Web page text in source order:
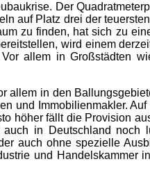
Der
auf Platz drei der
zu finden, hat sich zu
wird einem
allem in Großstädten
allem in den
und Immobilienmakler.
höher fällt die Provision
in Deutschland noch
auch ohne spezielle
und Handelskammer